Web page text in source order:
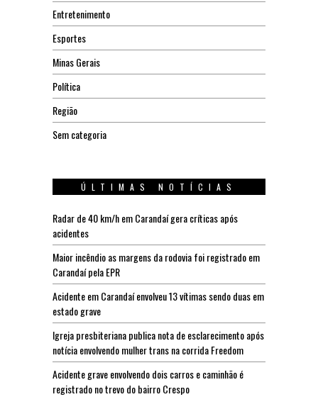
Entretenimento
Esportes
Minas Gerais
Política
Região
Sem categoria
ÚLTIMAS NOTÍCIAS
Radar de 40 km/h em Carandaí gera críticas após
acidentes
Maior incêndio as margens da rodovia foi registrado em
Carandaí pela EPR
Acidente em Carandaí envolveu 13 vítimas sendo duas em
estado grave
Igreja presbiteriana publica nota de esclarecimento após
notícia envolvendo mulher trans na corrida Freedom
Acidente grave envolvendo dois carros e caminhão é
registrado no trevo do bairro Crespo